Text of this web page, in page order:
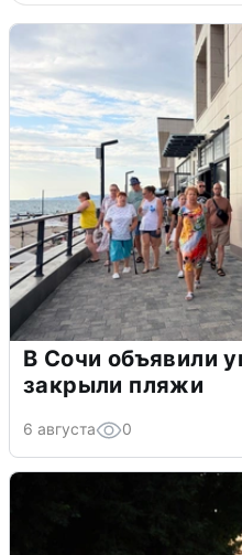
В Сочи объявили
закрыли пляжи
6 августа 0